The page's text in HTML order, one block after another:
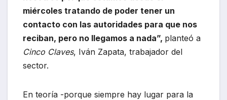
miércoles tratando de poder tener un
contacto con las autoridades para que nos
reciban, pero no llegamos a nada”, planteó a
Cinco Claves, Iván Zapata, trabajador del
sector.
En teoría -porque siempre hay lugar para la